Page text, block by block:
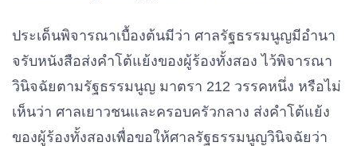
ประเด็นพิจารณาเบื้องต้นมีว่า ศาลรัฐธรรมนูญมีอํานา
จรับหนังสือส่งคําโต้แย้งของผู้ร้องทั้งสอง ไว้พิจารณา
วินิจฉัยตามรัฐธรรมนูญ มาตรา 212 วรรคหนึ่ง หรือไม่
เห็นว่า ศาลเยาวชนและครอบครัวกลาง ส่งคําโต้แย้ง
ของผู้ร้องทั้งสองเพื่อขอให้ศาลรัฐธรรมนูญวินิจฉัยว่า